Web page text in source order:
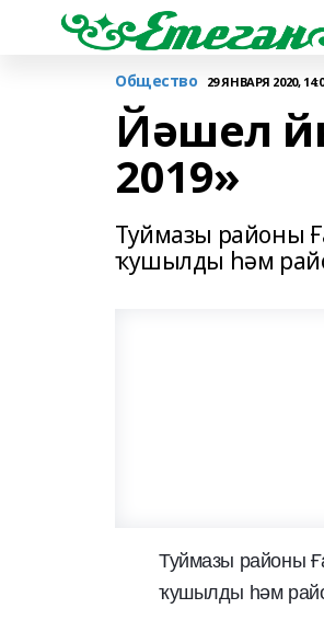
Общество 29 ЯНВАРЯ 2020,
Йәшел
2019»
Туймазы районы
ҡушылды һәм
Туймазы районы
ҡушылды һәм